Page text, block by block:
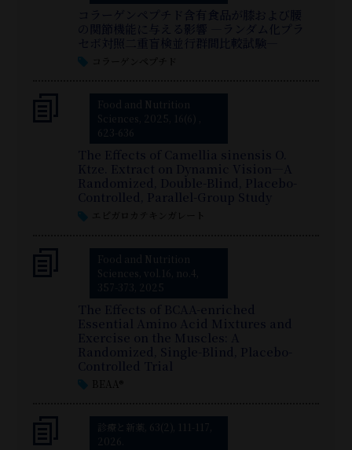
コラーゲンペプチド含有食品が膝および腰
の関節機能に与える影響 —ランダム化プラ
セボ対照二重盲検並行群間比較試験—
コラーゲンペプチド
Food and Nutrition
Sciences, 2025, 16(6) ,
623-636
The Effects of Camellia sinensis O.
Ktze. Extract on Dynamic Vision—A
Randomized, Double-Blind, Placebo-
Controlled, Parallel-Group Study
エピガロカテキンガレート
Food and Nutrition
Sciences, vol.16, no.4,
357-373, 2025
The Effects of BCAA-enriched
Essential Amino Acid Mixtures and
Exercise on the Muscles: A
Randomized, Single-Blind, Placebo-
Controlled Trial
BEAA®
診療と新薬, 63(2), 111-117,
2026.